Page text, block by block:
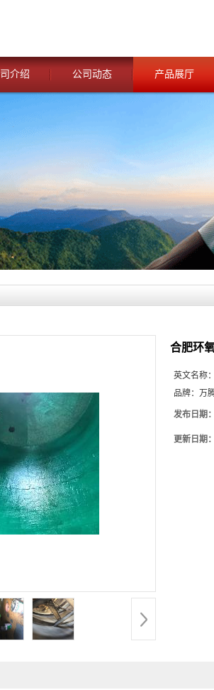
介绍 公司动态 产品展厅
合肥环
英文名称：
品牌： 万
发布日期：
更新日期：